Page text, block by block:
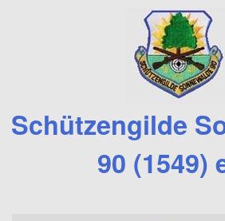
Schützengilde
90 (1549)